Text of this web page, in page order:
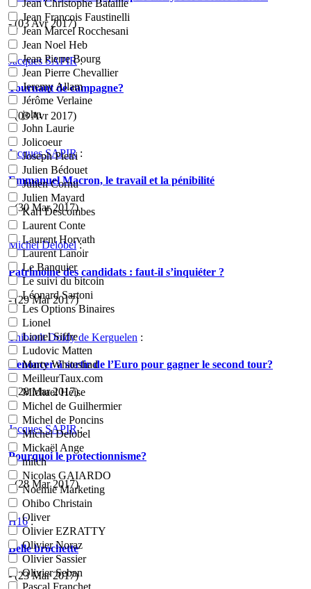
Jean Christophe Bataille
Jean Francois Faustinelli
Jean Marcel Rocchesani
Jean Noel Heb
Jean Pierre Bourg
Jean Pierre Chevallier
Jeremy Allam
Jérôme Verlaine
john
John Laurie
Jolicoeur
Joseph Pietri
Julien Bédouet
Julien Cornu
Julien Mayard
Karl Descombes
Laurent Conte
Laurent Horvath
Laurent Lanoir
Le Banquier
Le suivi du bitcoin
Léonard Sartoni
Les Options Binaires
Lionel
Lionel Siffre
Ludovic Matten
Marty Whiteshad
MeilleurTaux.com
Michael Heise
Michel de Guilhermier
Michel de Poncins
Michel Delobel
Mickaël Ange
mitch
Nicolas GAIARDO
Noemie Marketing
Ohibo Christain
Oliver
Olivier EZRATTY
Olivier Noraz
Olivier Sassier
Olivier Seban
- (03 Avr 2017)
Jacques SAPIR:
Tournant de campagne?
- (03 Avr 2017)
Jacques SAPIR :
Emmanuel Macron, le travail et la pénibilité
- (30 Mar 2017)
Michel Delobel:
Patrimoine des candidats : faut-il s’inquiéter ?
- (29 Mar 2017)
Thibault Doidy de Kerguelen :
Renoncer à sortir de l’Euro pour gagner le second tour?
- (28 Mar 2017)
Jacques SAPIR:
Pourquoi le protectionnisme?
- (28 Mar 2017)
H16:
Belle brochette
- (23 Mar 2017)